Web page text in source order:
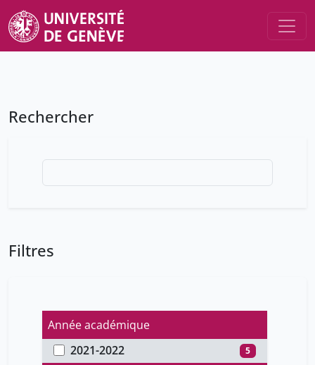
Rechercher
Filtres
Année académique
2021-2022
5
Type d'accès